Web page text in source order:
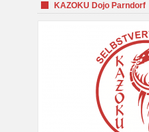
KAZOKU Dojo Parndorf